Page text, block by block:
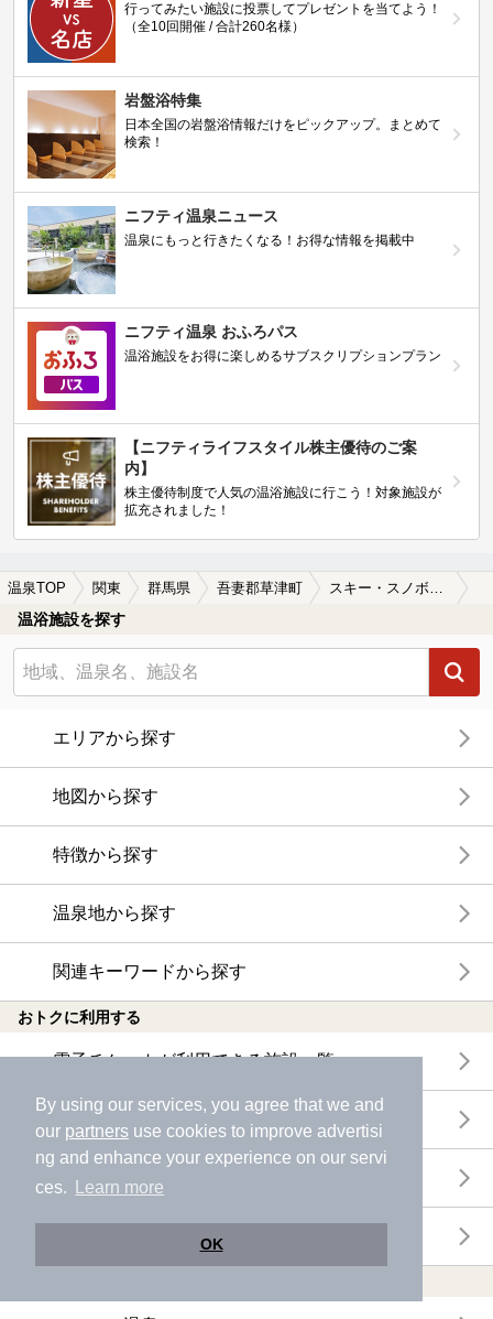
By using our services, you agree that we and
our partners use cookies to improve advertisi
ng and enhance your experience on our servi
ces.
Learn more
OK
行ってみたい施設に投票してプレゼントを当てよう！
（全10回開催 / 合計260名様）
岩盤浴特集
日本全国の岩盤浴情報だけをピックアップ。まとめて
検索！
ニフティ温泉ニュース
温泉にもっと行きたくなる！お得な情報を掲載中
ニフティ温泉 おふろパス
温浴施設をお得に楽しめるサブスクリプションプラン
【ニフティライフスタイル株主優待のご案
内】
株主優待制度で人気の温浴施設に行こう！対象施設が
拡充されました！
温泉TOP 関東 群馬県 吾妻郡草津町 スキー・スノボが楽しめる吾妻郡草津町の温泉、日帰り温泉、スーパー銭湯おすすめ
温浴施設を探す
エリアから探す
地図から探す
特徴から探す
温泉地から探す
関連キーワードから探す
おトクに利用する
電子チケットが利用できる施設一覧
クーポンが利用できる施設一覧
おすすめ電子チケット・クーポン一覧
今月の新着電子チケット・クーポン一覧